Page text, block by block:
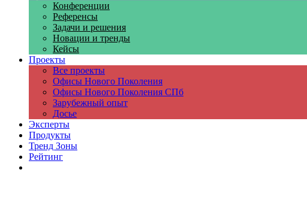
Конференции
Референсы
Задачи и решения
Новации и тренды
Кейсы
Проекты
Все проекты
Офисы Нового Поколения
Офисы Нового Поколения СПб
Зарубежный опыт
Досье
Эксперты
Продукты
Тренд Зоны
Рейтинг